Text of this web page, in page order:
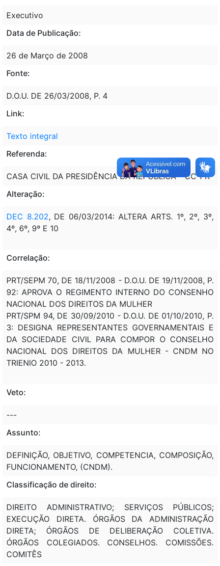
Executivo
Data de Publicação:
26 de Março de 2008
Fonte:
D.O.U. DE 26/03/2008, P. 4
Link:
Texto integral
Referenda:
CASA CIVIL DA PRESIDÊNCIA DA REPÚBLICA - CC-PR
Alteração:
DEC 8.202, DE 06/03/2014: ALTERA ARTS. 1º, 2º, 3º,
4º, 6º, 9º E 10
Correlação:
PRT/SEPM 70, DE 18/11/2008 - D.O.U. DE 19/11/2008, P.
92: APROVA O REGIMENTO INTERNO DO CONSENHO
NACIONAL DOS DIREITOS DA MULHER
PRT/SPM 94, DE 30/09/2010 - D.O.U. DE 01/10/2010, P.
3: DESIGNA REPRESENTANTES GOVERNAMENTAIS E
DA SOCIEDADE CIVIL PARA COMPOR O CONSELHO
NACIONAL DOS DIREITOS DA MULHER - CNDM NO
TRIENIO 2010 - 2013.
Veto:
---
Assunto:
DEFINIÇÃO, OBJETIVO, COMPETENCIA, COMPOSIÇÃO,
FUNCIONAMENTO, (CNDM).
Classificação de direito:
DIREITO ADMINISTRATIVO; SERVIÇOS PÚBLICOS;
EXECUÇÃO DIRETA. ÓRGÃOS DA ADMINISTRAÇÃO
DIRETA; ÓRGÃOS DE DELIBERAÇÃO COLETIVA.
ÓRGÃOS COLEGIADOS. CONSELHOS. COMISSÕES.
COMITÊS